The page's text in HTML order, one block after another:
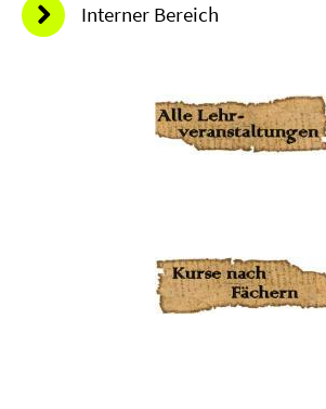
Interner Bereich